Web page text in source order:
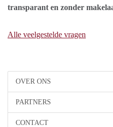
OVER ONS
PARTNERS
CONTACT
transparant en zonder
Alle veelgestelde vragen